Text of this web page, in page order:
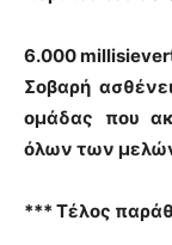
6.000
Σοβαρή
ομάδας που
όλων των
*** Τέλος